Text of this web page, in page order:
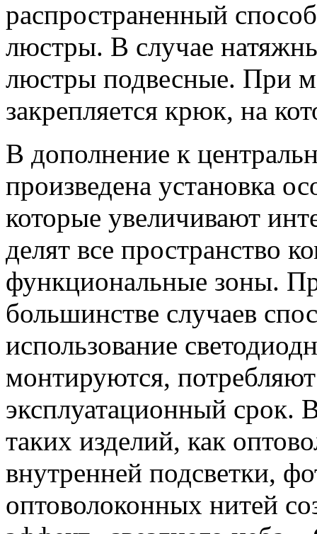
распространенный
люстры. В случае
люстры подвесные. При
закрепляется крюк, на
В дополнение к
произведена установка
которые увеличивают
делят все пространство
функциональные зоны.
большинстве случаев
использование
монтируются,
эксплуатационный срок.
таких изделий, как
внутренней подсветки,
оптоволоконных нитей